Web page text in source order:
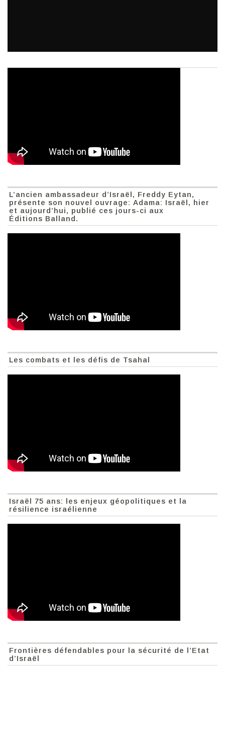
L’ancien ambassadeur d’Israël, Freddy Eytan,
présente son nouvel ouvrage: Adama: Israël, hier
et aujourd’hui, publié ces jours-ci aux
Éditions Balland.
Les combats et les défis de Tsahal
Israël 75 ans: les enjeux géopolitiques et la
résilience israélienne
Frontières défendables pour la sécurité de l’Etat
d’Israël